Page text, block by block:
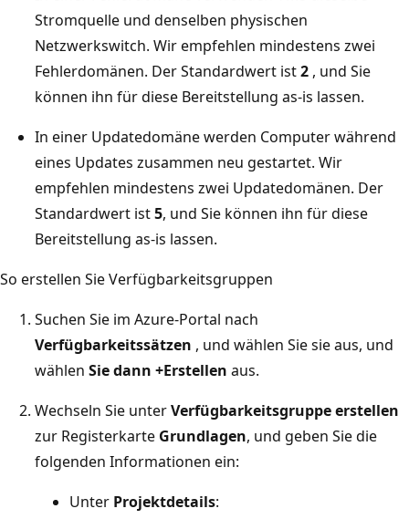
Stromquelle und denselben physischen
Netzwerkswitch. Wir empfehlen mindestens zwei
Fehlerdomänen. Der Standardwert ist2 , und Sie
können ihn für diese Bereitstellung as-is lassen.
In einer Updatedomäne werden Computer während
eines Updates zusammen neu gestartet. Wir
empfehlen mindestens zwei Updatedomänen. Der
Standardwert ist5, und Sie können ihn für diese
Bereitstellung as-is lassen.
So erstellen Sie Verfügbarkeitsgruppen
Suchen Sie im Azure-Portal nach
Verfügbarkeitssätzen , und wählen Sie sie aus, und
wählen Sie dann +Erstellen aus.
Wechseln Sie unterVerfügbarkeitsgruppe erstellen
zur Registerkarte Grundlagen, und geben Sie die
folgenden Informationen ein:
Unter Projektdetails: